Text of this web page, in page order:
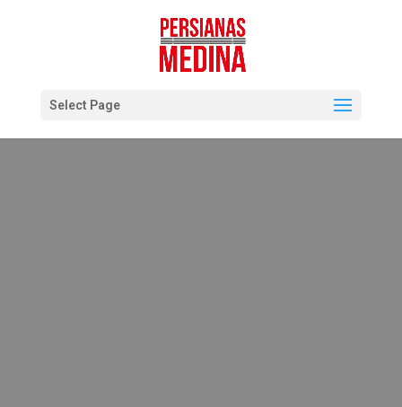
Select Page